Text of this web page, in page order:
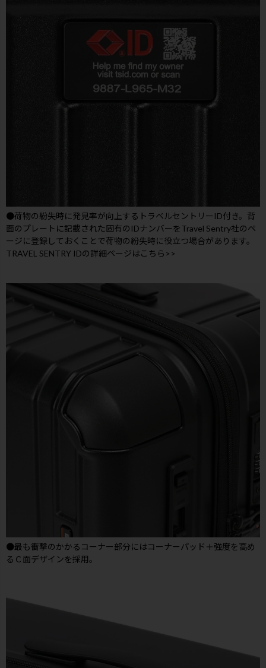
●荷物の紛失時に発見率が向上するトラベルセントリーID付き。背
面のプレートに記載された固有のIDナンバーをTravel Sentry社のペ
ージに登録しておくことで荷物の紛失時に役立つ場合があります。
TRAVEL SENTRY IDの詳細ページはこちら>>
●最も衝撃のかかるコーナー部分にはコーナーパッド＋強度を高め
るＣ面デザインを採用。